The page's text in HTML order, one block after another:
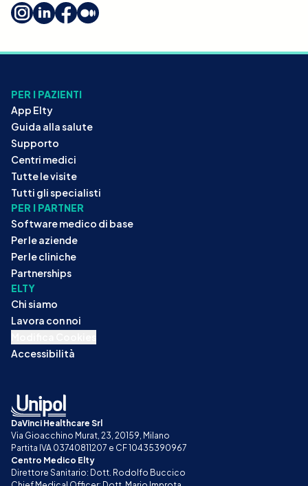
PER I PAZIENTI
App Elty
Guida alla salute
Supporto
Centri medici
Tutte le visite
Tutti gli specialisti
PER I PARTNER
Software medico di base
Per le aziende
Per le cliniche
Partnerships
ELTY
Chi siamo
Lavora con noi
Accessibilità
DaVinci Healthcare Srl
Via Gioacchino Murat, 23, 20159, Milano
Partita IVA 03740811207 e CF 10435390967
Centro Medico Elty
Direttore Sanitario: Dott. Rodolfo Buccico